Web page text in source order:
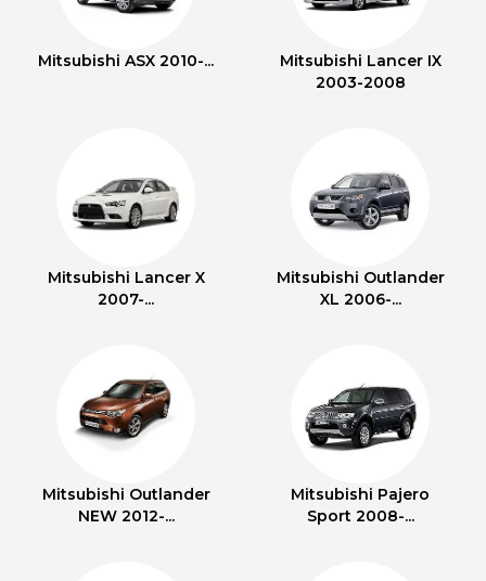
Mitsubishi ASX 2010-...
Mitsubishi Lancer IX
2003-2008
Mitsubishi Lancer X
2007-...
Mitsubishi Outlander
XL 2006-...
Mitsubishi Outlander
NEW 2012-...
Mitsubishi Pajero
Sport 2008-...